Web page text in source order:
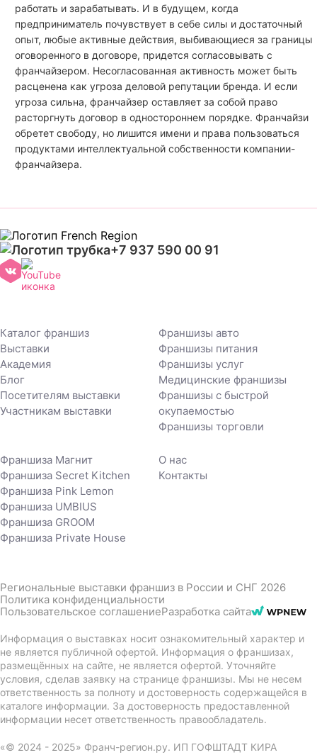
работать и зарабатывать. И в будущем, когда
предприниматель почувствует в себе силы и достаточный
опыт, любые активные действия, выбивающиеся за границы
оговоренного в договоре, придется согласовывать с
франчайзером. Несогласованная активность может быть
расценена как угроза деловой репутации бренда. И если
угроза сильна, франчайзер оставляет за собой право
расторгнуть договор в одностороннем порядке. Франчайзи
обретет свободу, но лишится имени и права пользоваться
продуктами интеллектуальной собственности компании-
франчайзера.
+7 937 590 00 91
Каталог франшиз
Выставки
Академия
Блог
Посетителям выставки
Участникам выставки
Франшизы авто
Франшизы питания
Франшизы услуг
Медицинские франшизы
Франшизы с быстрой
окупаемостью
Франшизы торговли
Франшиза Магнит
Франшиза Secret Kitchen
Франшиза Pink Lemon
Франшиза UMBIUS
Франшиза GROOM
Франшиза Private House
О нас
Контакты
Региональные выставки франшиз в России и СНГ 2026
Политика конфиденциальности
Пользовательское соглашениеРазработка сайта
Информация о выставках носит ознакомительный характер и
не является публичной офертой. Информация о франшизах,
размещённых на сайте, не является офертой. Уточняйте
условия, сделав заявку на странице франшизы. Мы не несем
ответственность за полноту и достоверность содержащейся в
каталоге информации. За достоверность предоставленной
информации несет ответственность правообладатель.
«© 2024 - 2025» Франч-регион.ру. ИП ГОФШТАДТ КИРА